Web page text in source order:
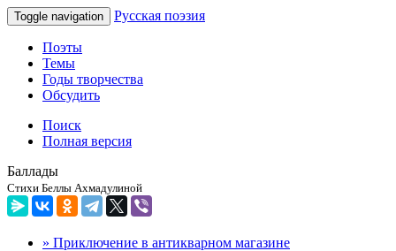
Toggle navigation Русская поэзия
Поэты
Темы
Годы творчества
Обсудить
Поиск
Полная версия
Баллады
Стихи Беллы Ахмадулиной
» Приключение в антикварном магазине